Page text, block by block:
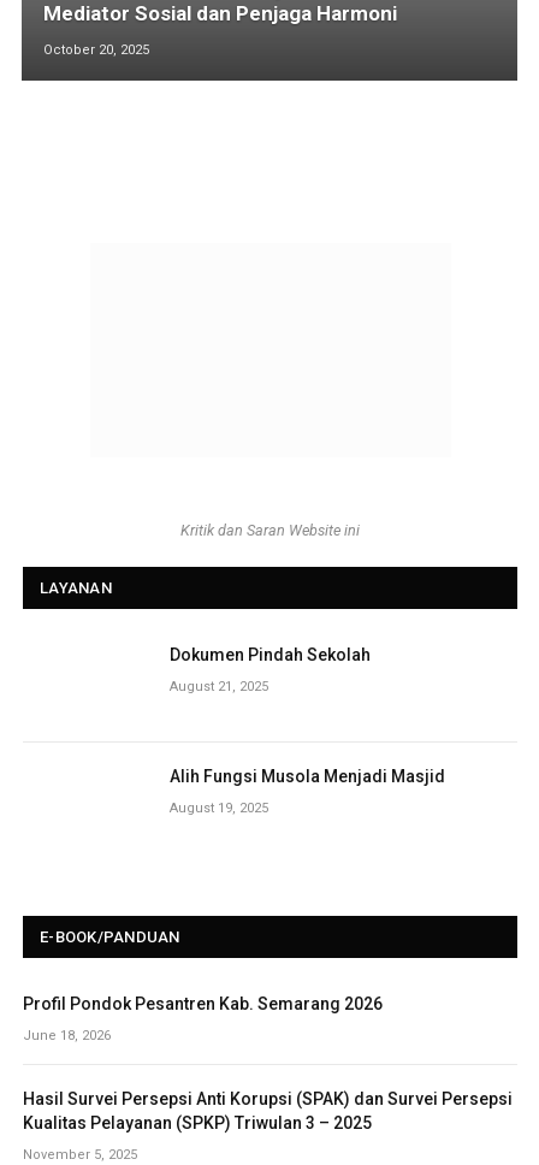
Mediator Sosial dan Penjaga Harmoni
October 20, 2025
Kritik dan Saran Website ini
LAYANAN
Dokumen Pindah Sekolah
August 21, 2025
Alih Fungsi Musola Menjadi Masjid
August 19, 2025
E-BOOK/PANDUAN
Profil Pondok Pesantren Kab. Semarang 2026
June 18, 2026
Hasil Survei Persepsi Anti Korupsi (SPAK) dan Survei Persepsi
Kualitas Pelayanan (SPKP) Triwulan 3 – 2025
November 5, 2025